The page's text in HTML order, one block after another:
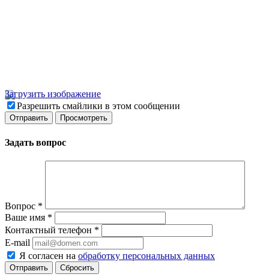
Загрузить изображение
Разрешить смайлики в этом сообщении
Задать вопрос
Вопрос *
Ваше имя *
Контактный телефон *
E-mail
Я согласен на обработку персональных данных
Сбросить